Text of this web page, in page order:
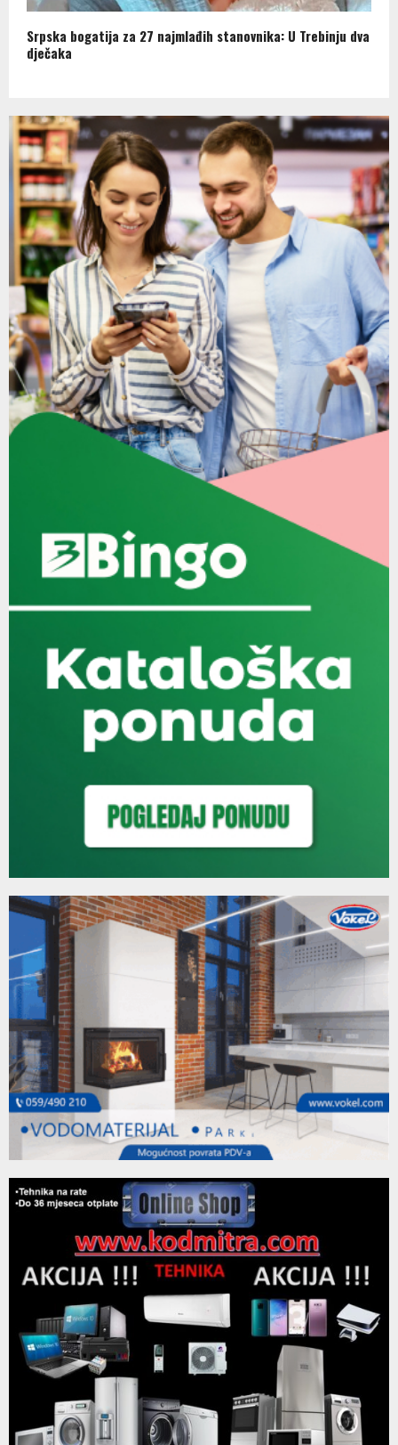
Srpska bogatija za 27 najmlađih stanovnika: U Trebinju dva
dječaka